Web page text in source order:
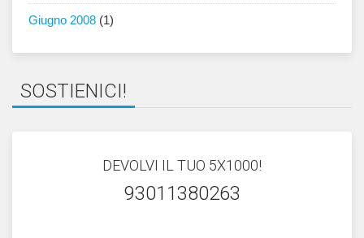
Giugno 2008 (1)
SOSTIENICI!
DEVOLVI IL TUO 5X1000!
93011380263